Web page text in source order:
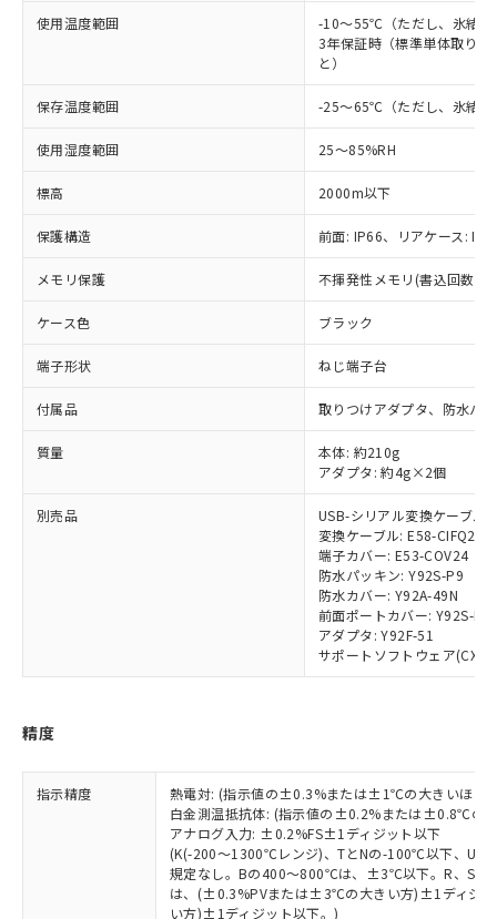
使用温度範囲
-10～55℃（ただし、氷結、
3年保証時（標準単体取り
と）
保存温度範囲 -25～65℃（ただし、氷結、
使用湿度範囲 25～85%RH
標高 2000m以下
保護構造 前面: IP66、リアケース:
メモリ保護 不揮発性メモリ(書込回数:
ケース色 ブラック
端子形状 ねじ端子台
付属品 取りつけアダプタ、防水パ
質量
本体: 約210g
アダプタ: 約4g×2個
別売品
USB-シリアル変換ケーブル:
変換ケーブル: E58-CIFQ2-E
端子カバー: E53-COV24
防水パッキン: Y92S-P9
防水カバー: Y92A-49N
前面ポートカバー: Y92S-P7
アダプタ: Y92F-51
サポートソフトウェア(CX-
精度
指示精度
熱電対: (指示値の±0.3%または±1℃の大きいほう
白金測温抵抗体: (指示値の±0.2%または±0.8℃の
アナログ入力: ±0.2%FS±1ディジット以下
(K(-200～1300℃レンジ)、TとNの-100℃以下、U
規定なし。Bの400～800℃は、±3℃以下。R、S
は、(±0.3%PVまたは±3℃の大きい方)±1ディジ
い方)±1ディジット以下。)
当社制御機器事業取扱商品の中には、
本サービスの対象外となる商品もある
ことをご了承ください。
在庫状況および標準価格照会結果は、
記載している更新日時点での社内デー
タに基づき作成されるものであり、閲
覧された時点での実際の在庫および標
準価格とは異なる場合があることをご
正式な納期状況および標準価格はお客
様のお取引先、またはお客様担当のオ
ムロン制御機器販売店・当社販売員に
オムロン制御機器販売店や当社販売拠
」をご確認
在庫状況および標準価格結果を当社の
事前の承諾なく第三者に漏洩または開
示しないようお願いします。
マイパーツ機能（部品リスト作成サー
ビス）をご利用いただくには、I-Web
メンバーズにご登録されている必要が
お客様が当ウェブサイト上で当社にご
登録された部品リストについて、当社
および当社の共同利用者が、当社の製
品・サービスに関するお客様との取
引・商談に必要な範囲で利用すること
害物質有無と関係のない商品です。
仕入先様の事情により、非含有部品として
いたものが、含有品と判明した場合などや
*EU RoHS指令（10物質）：
鉛(Pb) 1000ppm以下、 水銀(Hg) 1000ppm以下、 カド
六価クロム(Cr(Ⅵ)) 1000ppm以下、ポリ臭化ビフェニル
ル) (DEHP)(別名：DOP) 1000ppm以下、フタル酸ブチ
ルベンジル（BBP） 1000ppm以下、フタル酸ジブチル
（DBP） 1000ppm以下、フタル酸ジイソブチル
(DIBP) 1000ppm以下
但し、RoHS指令で産業用監視および制御機器に対する
適用除外項目は除く。
フタル酸エステル類の４物質については閾値を超える意
図的な使用がないことを確認しています。
部品在庫の切り替え状況などにより、予定
月が前後することがあります。
※3 非含有証明書ダウンロード
下記の非含有証明書をダウンロードするこ
るもので、過去に遡って非含有を証明する
ものではありません。
また、RoHS指令のフタル酸エステル類４
物質の対応では、対応完了までの期間は出
荷製品に未対応品が混在することから備考
欄に対応日を記載しておりました。
既に当社にて対応品への在庫切替を完了
基準値以下であることを示します。
「×」：最大均質材料含有率が中国RoHSの
基準値を超えていることを示します。
「－」：未確認です。当社販売部門へお問
い合わせください。
*中国RoHS10物質の基準値 (GB/T26572)：
Pb(鉛) :1000ppm、 Hg(水銀) : 1000ppm、 Cd(カドミウ
Cr(Ⅵ)(六価クロム) : 1000ppm、 PBBs(ポリ臭化ビフェ
ニル類) : 1000ppm、 PBDEs(ポリ臭化ジフェニルエーテ
ル類) : 1000ppm、
DBP(フタル酸ジブチル) : 1000ppm、 DIBP(フタル酸ジ
イソブチル) : 1000ppm、 BBP(フタル酸ブチルベンジ
※2 環境保護使用期限
「ｅ」：有害物質（10物質）のすべてが基
準値以下であることを示します。
「10」：通常の使用状況下において有害物
質が外部に漏えいし、環境に深刻な影響を
「－」：未確認です。当社販売部門へお問
当社は、これら貴社製品のうち、外国
為替および外国貿易法に定める商品
（以下｢規制貨物等」という）を輸出
または国外への提供する場合は、日本
国政府の輸出許可(または役務取引許
可)を取得するなどの必要な手続きを
当社は規制貨物を破棄する場合は、完
全に破砕するなど、違法に輸出されな
いよう必要な手段を講じます。
当社は貴社製品を、核兵器、ミサイ
ル、化学兵器、生物兵器またはその他
武器並びにこれらの製造装置等に一切
当社は、貴社製品を第三者に販売する
場合は、上記1、2および3の内容を当
該第三者に通知します。また当社は、
販売先および販売に係わる関係者が違
法に輸出するおそれがある場合は、取
キャンセル
記
一定数以上の在庫あり
一定数には満たないが在庫あり
在庫なし(最新の在庫状況につ
いては、お客様のお取引先、ま
たはお客様担当のオムロン制御
機器販売店・当社販売員にご確
受注生産機種、また在庫状況の